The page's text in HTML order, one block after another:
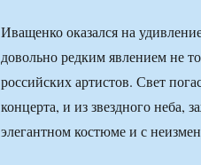
Иващенко оказался на
довольно редким явлением не
российских артистов. Свет
концерта, и из звездного неба,
элегантном костюме и с